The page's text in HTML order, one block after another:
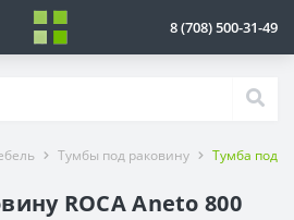
8 (708) 500-31-49
Тумбы под раковину Тумба под
ROCA Aneto 800